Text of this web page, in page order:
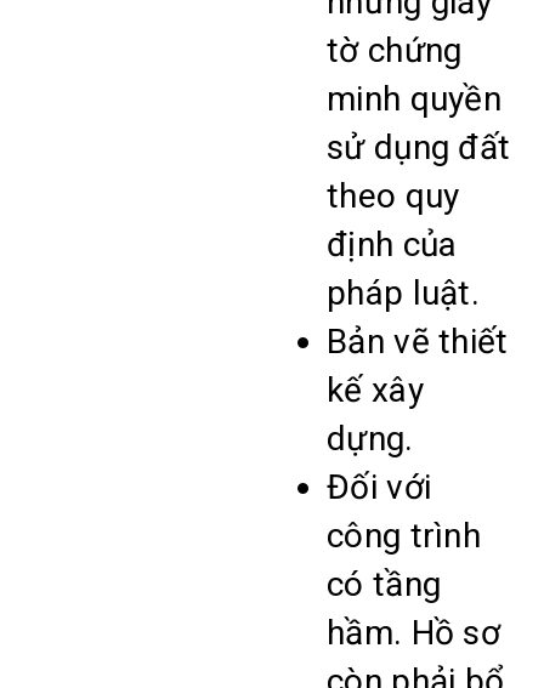
tờ chứng
minh quyền
sử dụng đất
theo quy
định của
pháp luật.
Bản vẽ thiết
kế xây
dựng.
Đối với
công trình
có tầng
hầm. Hồ sơ